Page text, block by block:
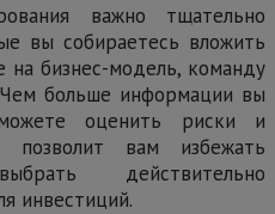
важно тщательно
вы собираетесь вложить
на бизнес-модель, команду
больше информации вы
оценить риски и
позволит вам избежать
действительно
инвестиций.